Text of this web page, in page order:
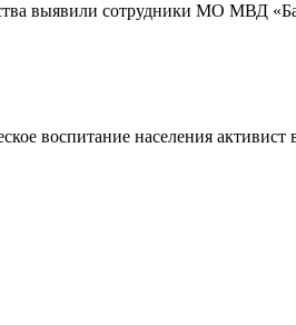
выявили сотрудники МО МВД
воспитание населения